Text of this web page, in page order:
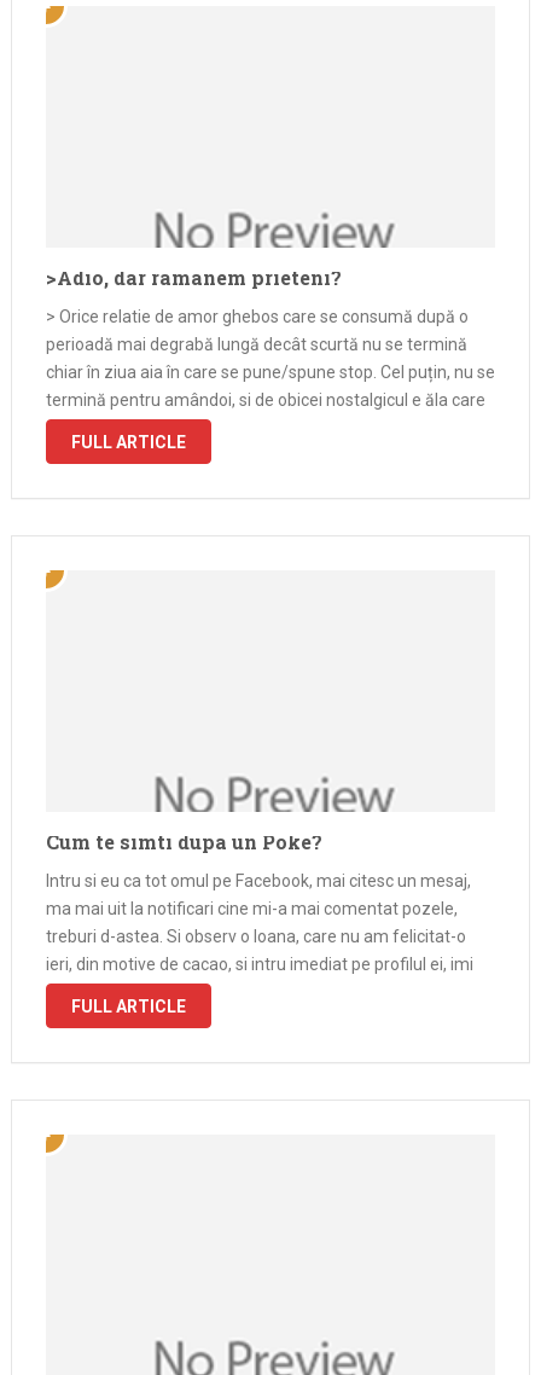
>Adio, dar ramanem prieteni?
> Orice relatie de amor ghebos care se consumă după o
perioadă mai degrabă lungă decât scurtă nu se termină
chiar în ziua aia în care se pune/spune stop. Cel puțin, nu se
termină pentru amândoi, si de obicei nostalgicul e ăla care
a primit papucii. …
FULL ARTICLE
Cum te simti dupa un Poke?
Intru si eu ca tot omul pe Facebook, mai citesc un mesaj,
ma mai uit la notificari cine mi-a mai comentat pozele,
treburi d-astea. Si observ o Ioana, care nu am felicitat-o
ieri, din motive de cacao, si intru imediat pe profilul ei, imi
indrept cursorul …
FULL ARTICLE